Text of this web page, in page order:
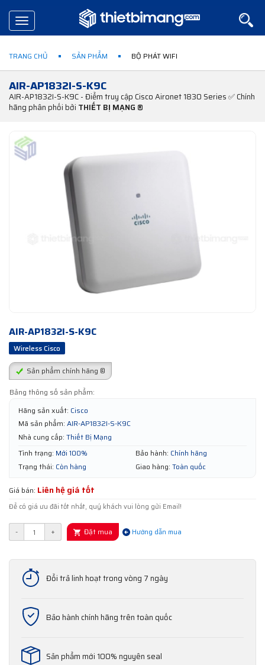
Toggle
navigation
TRANG CHỦ SẢN PHẨM BỘ PHÁT WIFI
AIR-AP1832I-S-K9C
AIR-AP1832I-S-K9C - Điểm truy cập Cisco Aironet 1830 Series ✅ Chính
hãng phân phối bởi THIẾT BỊ MẠNG ®
AIR-AP1832I-S-K9C
Wireless Cisco
Sản phẩm chính hãng ®
Bảng thông số sản phẩm:
Hãng sản xuất: Cisco
Mã sản phẩm: AIR-AP1832I-S-K9C
Nhà cung cấp: Thiết Bị Mạng
Tình trạng: Mới 100% Bảo hành: Chính hãng
Trạng thái: Còn hàng Giao hàng: Toàn quốc
Giá bán: Liên hệ giá tốt
Để có giá ưu đãi tốt nhất, quý khách vui lòng gửi Email!
- + Đặt mua Hướng dẫn mua
Đổi trả linh hoạt trong vòng 7 ngày
Bảo hành chính hãng trên toàn quốc
Sản phẩm mới 100% nguyên seal